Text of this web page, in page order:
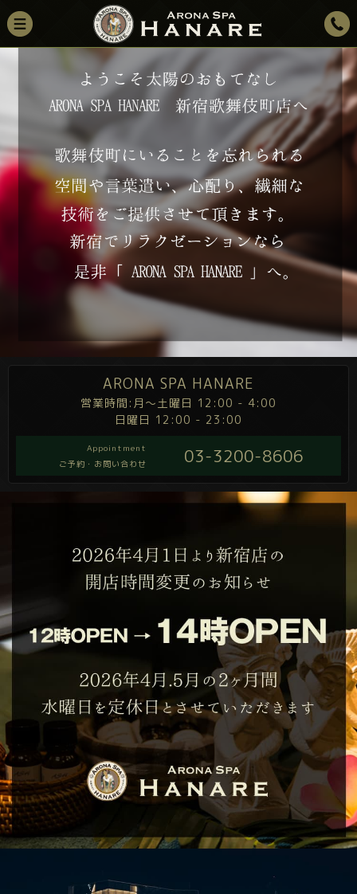
ARONA SPA HANARE
営業時間:月～土曜日 12:00 - 4:00
日曜日 12:00 - 23:00
Appointment
ご予約・お問い合わせ
03-3200-8606